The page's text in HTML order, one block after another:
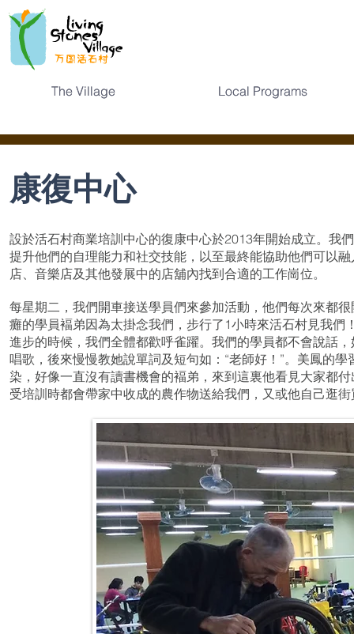
The Village Local Programs
康復中心
設於活石村商業培訓中心的復康中心於2013年開始成立。我
提升他們的自理能力和社交技能，以至最終能協助他們可以
店、音樂店及其他發展中的店舖內找到合適的工作崗位。
每星期二，我們開車接送學員們來參加活動，他們每次來都
癱的學員褔弟因為太掛念我們，步行了1小時來活石村見我
進步的時候，我們全體都歡呼雀躍。我們的學員都不會說話
唱歌，後來慢慢教她說單詞及短句如：“老師好！”。美鳳的
染，好像一直沒有讀書機會的褔弟，來到這裏他看見大家都
受培訓時都會帶家中收成的農作物送給我們，又或他自己逛
The Village Local Programs